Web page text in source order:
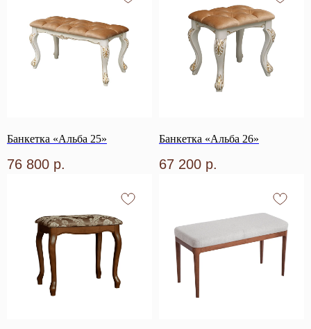
Банкетка «Альба 25»
76 800 р.
Банкетка «Альба 26»
67 200 р.